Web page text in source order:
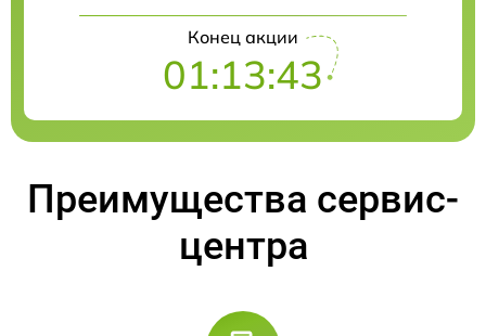
Конец акции
01:13:42
Преимущества сервис-
центра